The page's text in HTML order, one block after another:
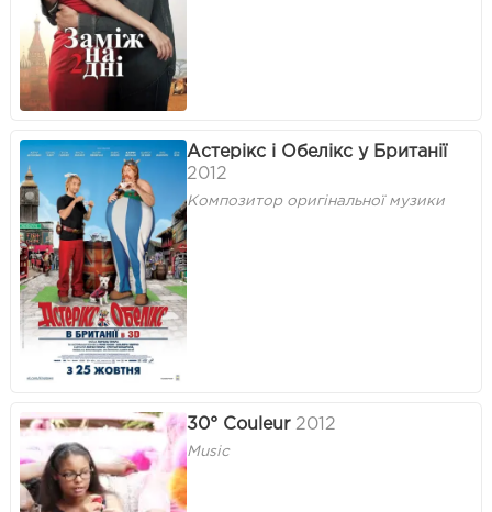
Астерікс і Обелікс у Британії
2012
Композитор оригінальної музики
30° Couleur 2012
Music